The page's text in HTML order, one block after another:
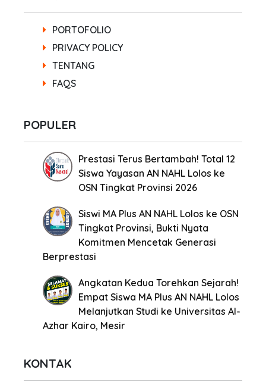
PORTOFOLIO
PRIVACY POLICY
TENTANG
FAQS
POPULER
Prestasi Terus Bertambah! Total 12
Siswa Yayasan AN NAHL Lolos ke
OSN Tingkat Provinsi 2026
Siswi MA Plus AN NAHL Lolos ke OSN
Tingkat Provinsi, Bukti Nyata
Komitmen Mencetak Generasi
Berprestasi
Angkatan Kedua Torehkan Sejarah!
Empat Siswa MA Plus AN NAHL Lolos
Melanjutkan Studi ke Universitas Al-
Azhar Kairo, Mesir
KONTAK